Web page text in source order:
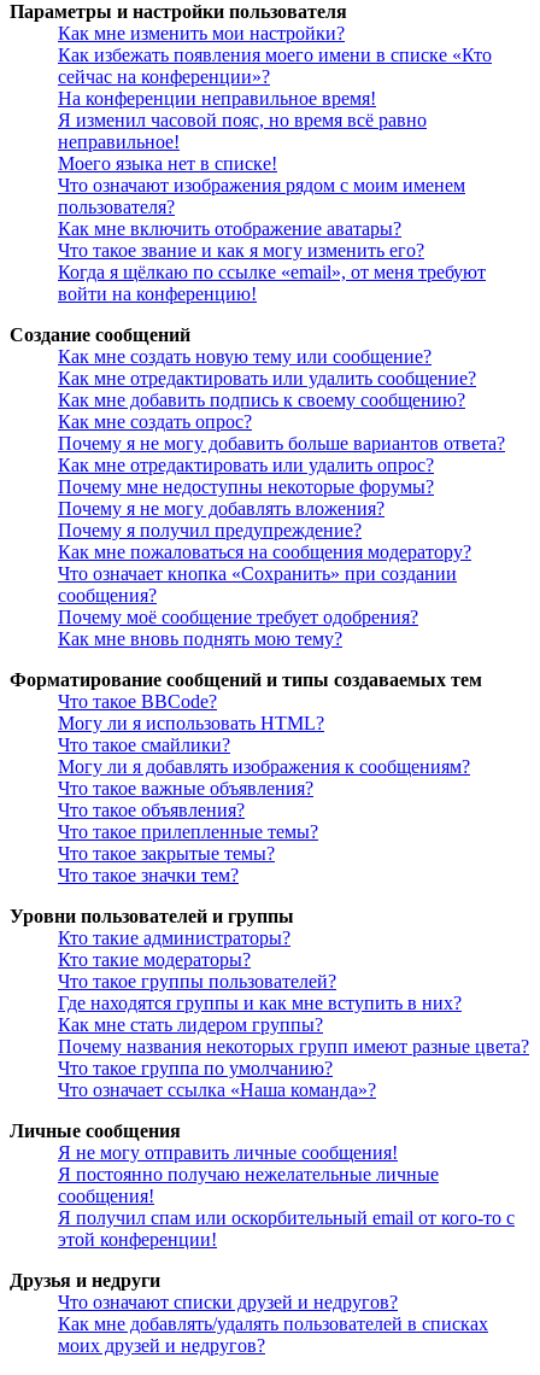
Параметры и настройки пользователя
Как мне изменить мои настройки?
Как избежать появления моего имени в списке «Кто
сейчас на конференции»?
На конференции неправильное время!
Я изменил часовой пояс, но время всё равно
неправильное!
Моего языка нет в списке!
Что означают изображения рядом с моим именем
пользователя?
Как мне включить отображение аватары?
Что такое звание и как я могу изменить его?
Когда я щёлкаю по ссылке «email», от меня требуют
войти на конференцию!
Создание сообщений
Как мне создать новую тему или сообщение?
Как мне отредактировать или удалить сообщение?
Как мне добавить подпись к своему сообщению?
Как мне создать опрос?
Почему я не могу добавить больше вариантов ответа?
Как мне отредактировать или удалить опрос?
Почему мне недоступны некоторые форумы?
Почему я не могу добавлять вложения?
Почему я получил предупреждение?
Как мне пожаловаться на сообщения модератору?
Что означает кнопка «Сохранить» при создании
сообщения?
Почему моё сообщение требует одобрения?
Как мне вновь поднять мою тему?
Форматирование сообщений и типы создаваемых тем
Что такое BBCode?
Могу ли я использовать HTML?
Что такое смайлики?
Могу ли я добавлять изображения к сообщениям?
Что такое важные объявления?
Что такое объявления?
Что такое прилепленные темы?
Что такое закрытые темы?
Что такое значки тем?
Уровни пользователей и группы
Кто такие администраторы?
Кто такие модераторы?
Что такое группы пользователей?
Где находятся группы и как мне вступить в них?
Как мне стать лидером группы?
Почему названия некоторых групп имеют разные цвета?
Что такое группа по умолчанию?
Что означает ссылка «Наша команда»?
Личные сообщения
Я не могу отправить личные сообщения!
Я постоянно получаю нежелательные личные
сообщения!
Я получил спам или оскорбительный email от кого-то с
этой конференции!
Друзья и недруги
Что означают списки друзей и недругов?
Как мне добавлять/удалять пользователей в списках
моих друзей и недругов?